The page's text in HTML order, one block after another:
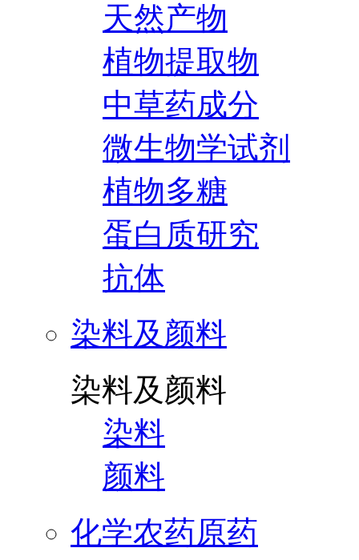
天然产物
植物提取物
中草药成分
微生物学试剂
植物多糖
蛋白质研究
抗体
染料及颜料
染料及颜料
染料
颜料
化学农药原药